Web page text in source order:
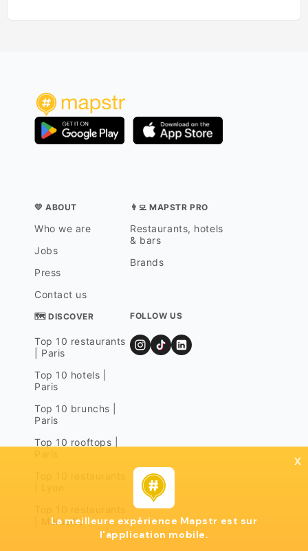
💛 ABOUT
Who we are
Jobs
Press
Contact us
👨‍💻 MAPSTR PRO
Restaurants, hotels
& bars
Brands
🗺 DISCOVER
Top 10 restaurants
| Paris
Top 10 hotels |
Paris
Top 10 brunchs |
Paris
Top 10 rooftops |
| Marseille
FOLLOW US
x
La meilleure expérience Mapstr est sur
l'application mobile.